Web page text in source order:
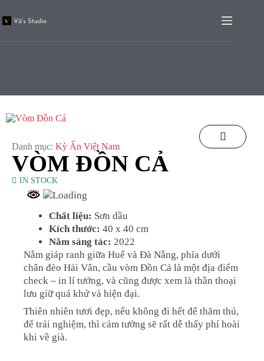
Danh mục: Kỳ Ẩn Việt Nam
VÒM ĐỒN CẢ
IN STOCK
Chất liệu: Sơn dầu
Kích thước: 40 x 40 cm
Năm sáng tác: 2022
Nằm giáp ranh giữa Huế và Đà Nẵng, phía dưới
chân đèo Hải Vân, cầu vòm Đồn Cả là một địa điểm
check – in lí tưởng, và cũng được xem là thần thoại
lưu giữ quá khứ và hiện đại.
Thiên nhiên tươi đẹp, nếu không đi hết để thăm thú,
để trải nghiệm, thì cảm tưởng sẽ rất dễ thấy phí hoài
khi về già.